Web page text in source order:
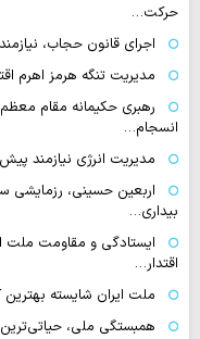
حرکت…
اجرای قانون حجاب،
مدیریت تنگه هرمز اهرم
رهبری حکیمانه مقام
انسجام…
مدیریت انرژی نیازمند
اربعین حسینی، رزمایشی
بیداری…
ایستادگی و مقاومت
اقتدار…
ملت ایران شایسته
همبستگی ملی،